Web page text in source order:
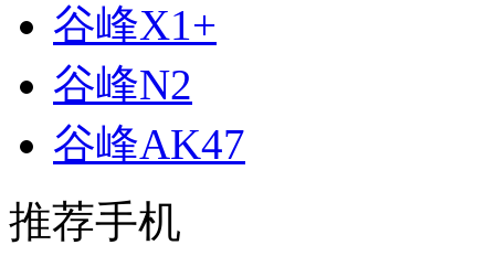
谷峰X1+
谷峰N2
谷峰AK47
推荐手机